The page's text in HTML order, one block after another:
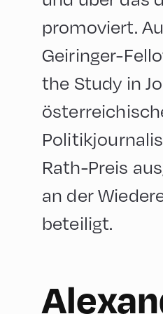
promoviert.
Geiringer-
the Study in
Rath-Preis
an der
beteiligt.